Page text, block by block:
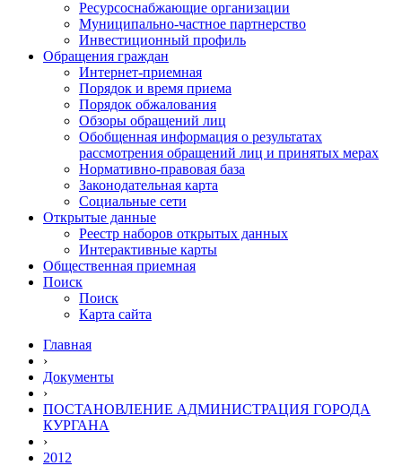
Ресурсоснабжающие организации
Муниципально-частное партнерство
Инвестиционный профиль
Обращения граждан
Интернет-приемная
Порядок и время приема
Порядок обжалования
Обзоры обращений лиц
Обобщенная информация о результатах
рассмотрения обращений лиц и принятых мерах
Нормативно-правовая база
Законодательная карта
Социальные сети
Открытые данные
Реестр наборов открытых данных
Интерактивные карты
Общественная приемная
Поиск
Поиск
Карта сайта
Главная
›
Документы
›
ПОСТАНОВЛЕНИЕ АДМИНИСТРАЦИЯ ГОРОДА
КУРГАНА
›
2012